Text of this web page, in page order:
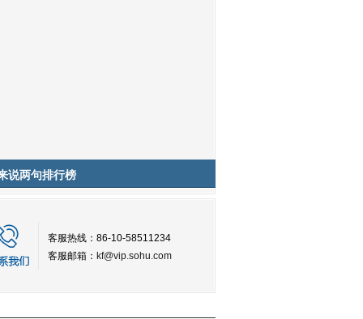
说两句排行榜
客服热线：86-10-58511234
客服邮箱： kf@vip.sohu.com